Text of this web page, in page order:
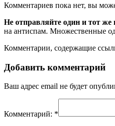
Комментариев пока нет, вы
Не отправляйте один и тот же
на антиспам. Множественные
Комментарии, содержащие
Добавить комментарий
Ваш адрес email не будет
Комментарий: *